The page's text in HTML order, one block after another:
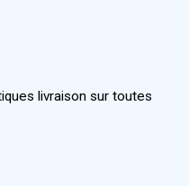
livraison sur toutes